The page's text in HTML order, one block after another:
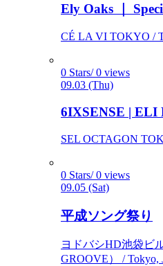
Ely Oaks ｜
CÉ LA VI TOKYO /
0 Stars/ 0 views
09.03 (Thu)
6IXSENSE | ELI
SEL OCTAGON
0 Stars/ 0 views
09.05 (Sat)
平成ソング祭り
ヨドバシHD池袋ビ
GROOVE） / Tokyo,